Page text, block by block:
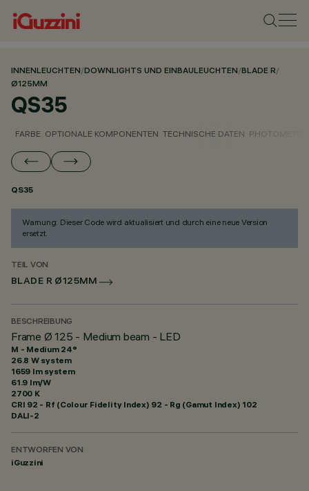
INNENLEUCHTEN/DOWNLIGHTS UND EINBAULEUCHTEN/BLADE R/
Ø125MM
QS35
FARBE OPTIONALE KOMPONENTEN TECHNISCHE DATEN
QS35
Warnung: Dieser Code wird aktualisiert und durch eine neue Version
ersetzt.
TEIL VON
BLADE R Ø125MM
BESCHREIBUNG
Frame Ø 125 - Medium beam - LED
M - Medium 24°
26.8 W system
1659 lm system
61.9 lm/W
2700 K
CRI 92 - Rf (Colour Fidelity Index) 92 - Rg (Gamut Index) 102
DALI-2
ENTWORFEN VON
iGuzzini